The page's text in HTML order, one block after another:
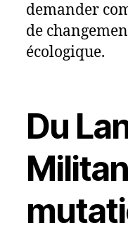
demander
de
écologique.
Du